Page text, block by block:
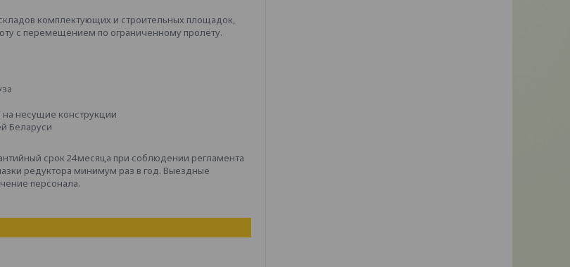
комплектующих и строительных площадок,
с перемещением по ограниченному пролёту.
на несущие конструкции
Беларуси
срок 24 месяца при соблюдении регламента
редуктора минимум раз в год. Выездные
персонала.